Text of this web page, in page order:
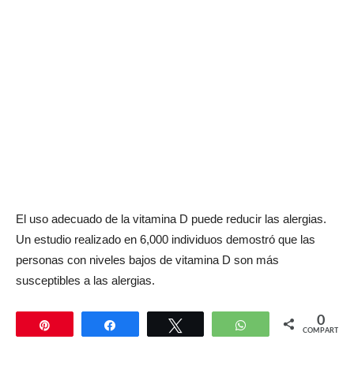
El uso adecuado de la vitamina D puede reducir las alergias.
Un estudio realizado en 6,000 individuos demostró que las
personas con niveles bajos de vitamina D son más
susceptibles a las alergias.
Compartir WhatsApp 0
COMPARTIR